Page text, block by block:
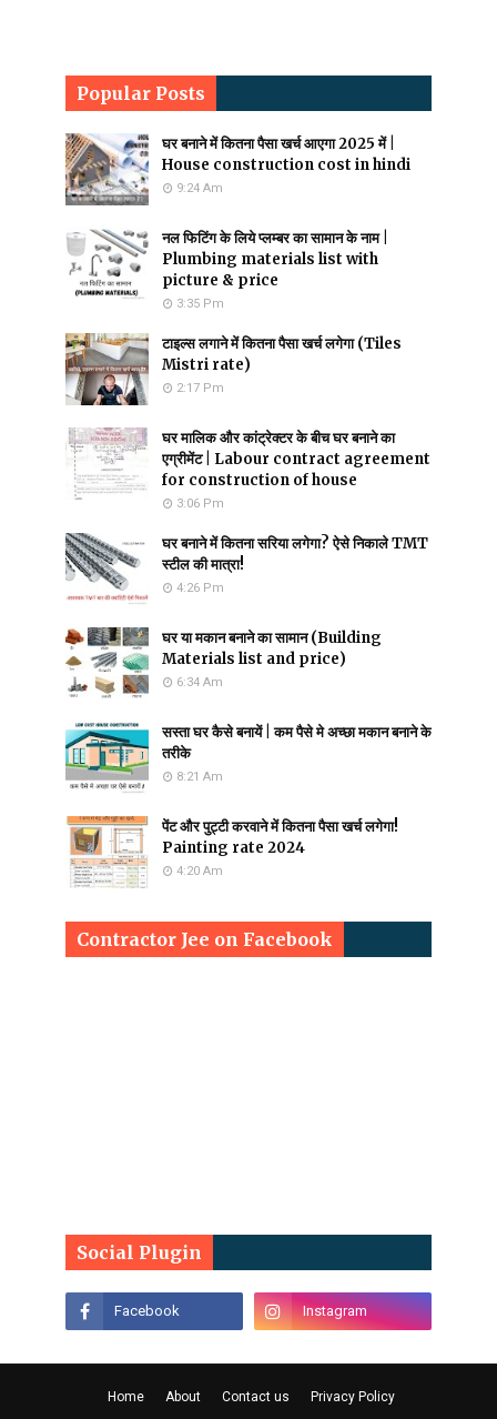
Popular Posts
घर बनाने में कितना पैसा खर्च आएगा 2025 में |
House construction cost in hindi
9:24 Am
नल फिटिंग के लिये प्लम्बर का सामान के नाम |
Plumbing materials list with
picture & price
3:35 Pm
टाइल्स लगाने में कितना पैसा खर्च लगेगा (Tiles
Mistri rate)
2:17 Pm
घर मालिक और कांट्रेक्टर के बीच घर बनाने का
एग्रीमेंट | Labour contract agreement
for construction of house
3:06 Pm
घर बनाने में कितना सरिया लगेगा? ऐसे निकाले TMT
स्टील की मात्रा!
4:26 Pm
घर या मकान बनाने का सामान (Building
Materials list and price)
6:34 Am
सस्ता घर कैसे बनायें | कम पैसे मे अच्छा मकान बनाने के
तरीके
8:21 Am
पेंट और पुट्टी करवाने में कितना पैसा खर्च लगेगा!
Painting rate 2024
4:20 Am
Contractor Jee on Facebook
Social Plugin
Home About Contact us Privacy Policy